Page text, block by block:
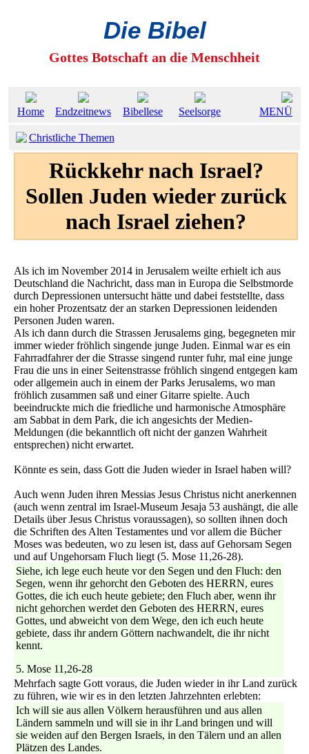
Die Bibel
Gottes Botschaft an die Menschheit
Home Endzeitnews Bibellese Seelsorge MENÜ
Christliche Themen
Rückkehr nach Israel?
Sollen Juden wieder zurück
nach Israel ziehen?
Als ich im November 2014 in Jerusalem weilte erhielt ich aus
Deutschland die Nachricht, dass man in Europa die Selbstmorde
durch Depressionen untersucht hätte und dabei feststellte, dass
ein hoher Prozentsatz der an starken Depressionen leidenden
Personen Juden waren.
Als ich dann durch die Strassen Jerusalems ging, begegneten mir
immer wieder fröhlich singende junge Juden. Einmal war es ein
Fahrradfahrer der die Strasse singend runter fuhr, mal eine junge
Frau die uns in einer Seitenstrasse fröhlich singend entgegen kam
oder allgemein auch in einem der Parks Jerusalems, wo man
fröhlich zusammen saß und einer Gitarre spielte. Auch
beeindruckte mich die friedliche und harmonische Atmosphäre
am Sabbat in dem Park, die ich angesichts der Medien-
Meldungen (die bekanntlich oft nicht der ganzen Wahrheit
entsprechen) nicht erwartet.
Könnte es sein, dass Gott die Juden wieder in Israel haben will?
Auch wenn Juden ihren Messias Jesus Christus nicht anerkennen
(auch wenn zentral im Israel-Museum Jesaja 53 aushängt, die alle
Details über Jesus Christus voraussagen), so sollten ihnen doch
die Schriften des Alten Testamentes und vor allem die Bücher
Moses was bedeuten, wo zu lesen ist, dass auf Gehorsam Segen
und auf Ungehorsam Fluch liegt (5. Mose 11,26-28).
Siehe, ich lege euch heute vor den Segen und den Fluch: den
Segen, wenn ihr gehorcht den Geboten des HERRN, eures
Gottes, die ich euch heute gebiete; den Fluch aber, wenn ihr
nicht gehorchen werdet den Geboten des HERRN, eures
Gottes, und abweicht von dem Wege, den ich euch heute
gebiete, dass ihr andern Göttern nachwandelt, die ihr nicht
kennt.
5. Mose 11,26-28
Mehrfach sagte Gott voraus, die Juden wieder in ihr Land zurück
zu führen, wie wir es in den letzten Jahrzehnten erlebten:
Ich will sie aus allen Völkern herausführen und aus allen
Ländern sammeln und will sie in ihr Land bringen und will
sie weiden auf den Bergen Israels, in den Tälern und an allen
Plätzen des Landes.